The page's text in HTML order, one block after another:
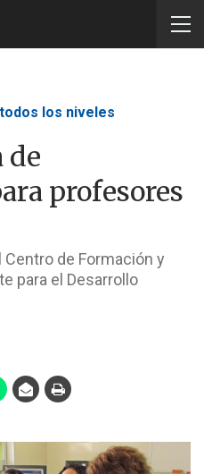
los niveles
de
profesores
de Formación y
para el Desarrollo